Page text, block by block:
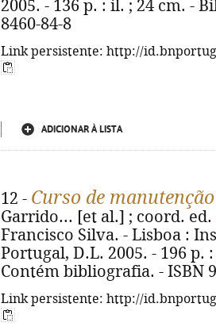
2005. - 136 p. : il. ; 24 cm. -
8460-84-8
Link persistente: http://
ADICIONAR À LISTA
12 - Curso de
Garrido... [et al.] ; coord.
Francisco Silva. - Lisboa :
Portugal, D.L. 2005. - 196 p.
Contém bibliografia. - ISBN
Link persistente: http://